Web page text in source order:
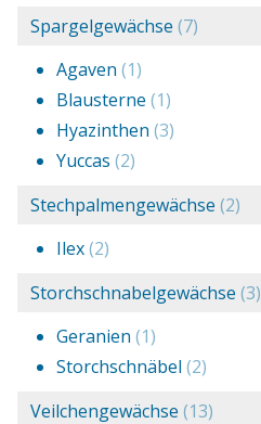
Spargelgewächse (7)
Agaven (1)
Blausterne (1)
Hyazinthen (3)
Yuccas (2)
Stechpalmengewächse (2)
Ilex(2)
Storchschnabelgewächse (3)
Geranien (1)
Storchschnäbel (2)
Veilchengewächse (13)